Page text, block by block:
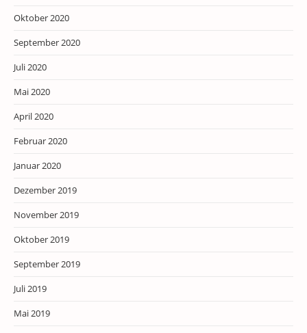
Oktober 2020
September 2020
Juli 2020
Mai 2020
April 2020
Februar 2020
Januar 2020
Dezember 2019
November 2019
Oktober 2019
September 2019
Juli 2019
Mai 2019